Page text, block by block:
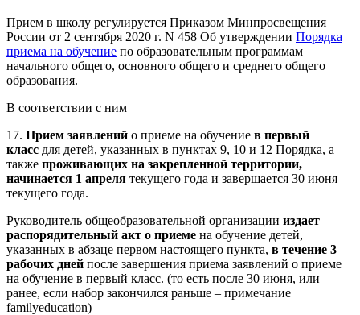
Прием в школу регулируется Приказом Минпросвещения
России от 2 сентября 2020 г. N 458 Об утверждении Порядка
приема на обучение по образовательным программам
начального общего, основного общего и среднего общего
образования.
В соответствии с ним
17. Прием заявлений о приеме на обучение в первый
класс для детей, указанных в пунктах 9, 10 и 12 Порядка, а
также проживающих на закрепленной территории,
начинается 1 апреля текущего года и завершается 30 июня
текущего года.
Руководитель общеобразовательной организации издает
распорядительный акт о приеме на обучение детей,
указанных в абзаце первом настоящего пункта, в течение 3
рабочих дней после завершения приема заявлений о приеме
на обучение в первый класс. (то есть после 30 июня, или
ранее, если набор закончился раньше – примечание
familyeducation)